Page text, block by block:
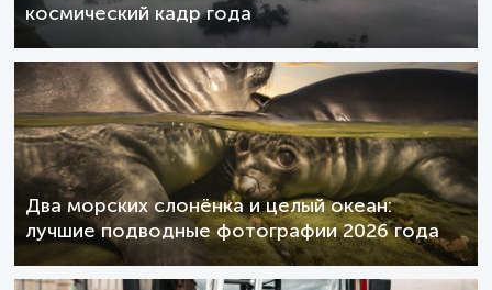
космический кадр года
Два морских слонёнка и целый океан:
лучшие подводные фотографии 2026 года